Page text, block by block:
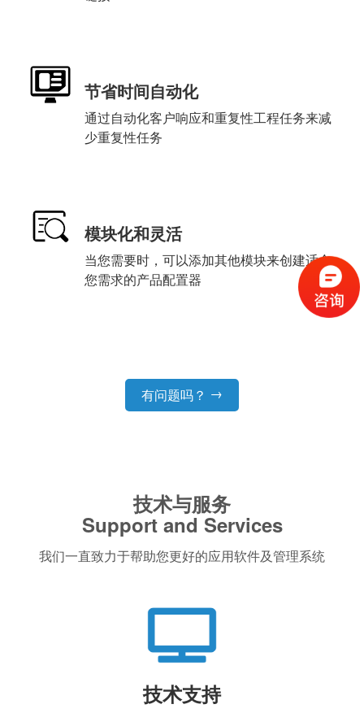
节省时间自动化
通过自动化客户响应和重复性工程任务来减
少重复性任务
模块化和灵活
当您需要时，可以添加其他模块来创建适合
您需求的产品配置器
有问题吗？ →
技术与服务
Support and Services
我们一直致力于帮助您更好的应用软件及管理系统
技术支持